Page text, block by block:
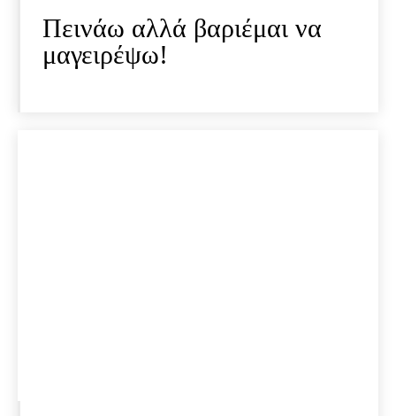
Πεινάω αλλά βαριέμαι να
μαγειρέψω!